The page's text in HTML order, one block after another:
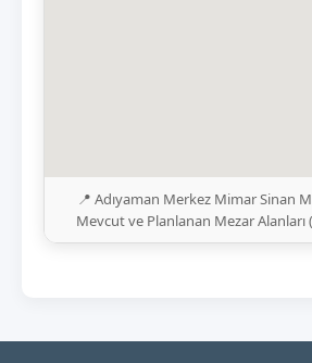
📍 Adıyaman Merkez Mimar Sinan
Mevcut ve Planlanan Mezar Alanları